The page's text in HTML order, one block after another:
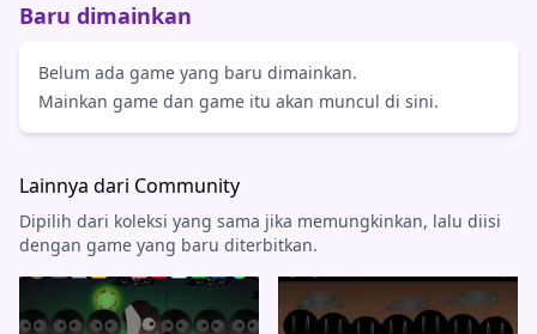
Baru dimainkan
Belum ada game yang baru dimainkan.
Mainkan game dan game itu akan muncul di sini.
Lainnya dari Community
Dipilih dari koleksi yang sama jika memungkinkan, lalu diisi
dengan game yang baru diterbitkan.